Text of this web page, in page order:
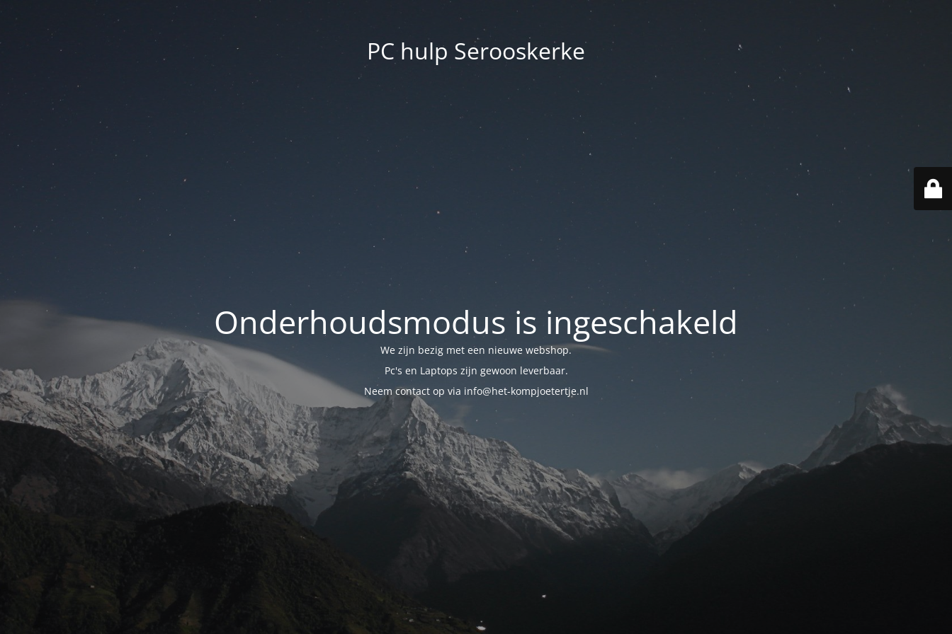
PC hulp Serooskerke
Onderhoudsmodus is ingeschakeld
We zijn bezig met een nieuwe webshop.
Pc's en Laptops zijn gewoon leverbaar.
Neem contact op via info@het-kompjoetertje.nl